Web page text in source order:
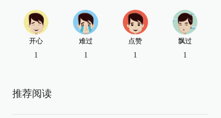
开心
1
难过
1
点赞
1
飘过
1
推荐阅读